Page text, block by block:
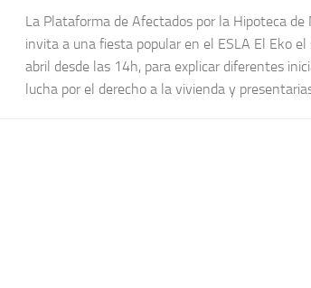
La Plataforma de Afectados por la Hipoteca de
invita a una fiesta popular en el ESLA El Eko el
abril desde las 14h, para explicar diferentes
lucha por el derecho a la vivienda y